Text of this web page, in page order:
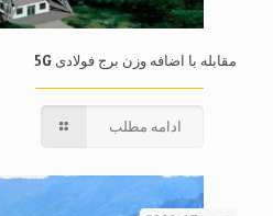
مقابله با اضافه وزن برج فولادی 5G
ادامه مطلب